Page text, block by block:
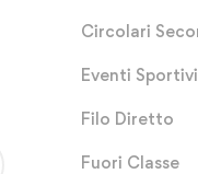
Circolari
Eventi Sportivi
Filo Diretto
Fuori Classe